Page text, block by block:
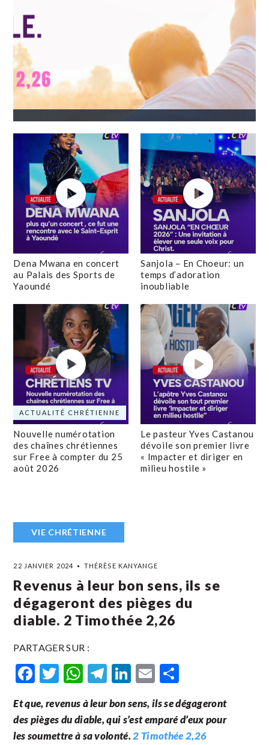
Dena Mwana en concert
au Palais des Sports de
Yaoundé
Sanjola – En Choeur: un
temps d’adoration
inoubliable
ACTUALITÉ CHRÉTIENNE
Nouvelle numérotation
des chaînes chrétiennes
sur Free à compter du 25
août 2026
Le pasteur Yves Castanou
dévoile son premier livre
« Impacter et diriger en
milieu hostile »
VIE CHRÉTIENNE
22 JANVIER 2024 THÉRÈSE KANYANGE
Revenus à leur bon sens, ils se
dégageront des pièges du
diable. 2 Timothée 2,26
PARTAGER SUR :
Facebook
Twitter
WhatsApp
Telegram
LinkedIn
Email
Et que, revenus à leur bon sens, ils se dégageront
des pièges du diable, qui s’est emparé d’eux pour
les soumettre à sa volonté.2 Timothée 2,26